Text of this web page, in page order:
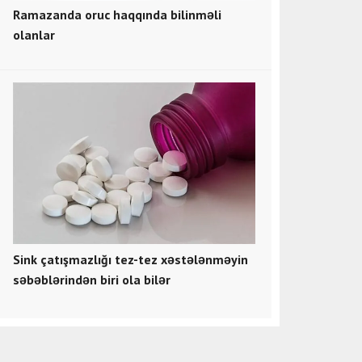
Ramazanda oruc haqqında bilinməli
olanlar
Sink çatışmazlığı tez-tez xəstələnməyin
səbəblərindən biri ola bilər